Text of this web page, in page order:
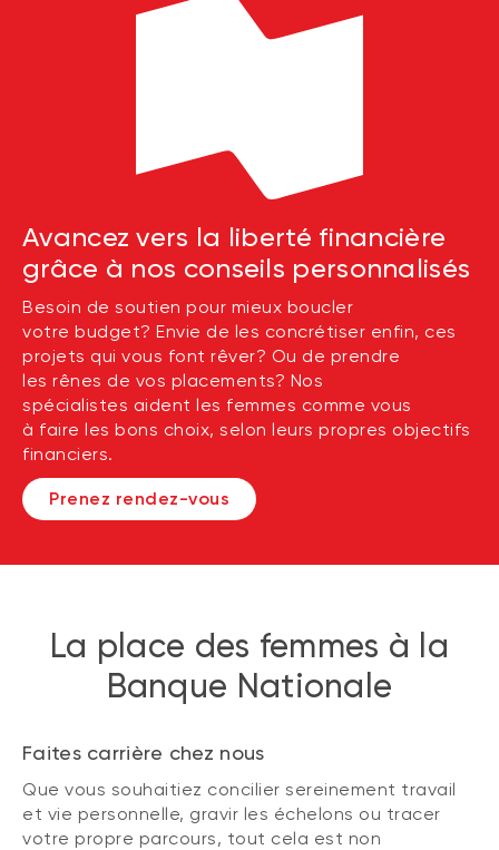
Avancez vers la liberté financière
grâce à nos conseils personnalisés
Besoin de soutien pour mieux boucler
votre budget? Envie de les concrétiser enfin, ces
projets qui vous font rêver? Ou de prendre
les rênes de vos placements? Nos
spécialistes aident les femmes comme vous
à faire les bons choix, selon leurs propres objectifs
financiers.
Prenez rendez-vous
La place des femmes à la
Banque Nationale
Faites carrière chez nous
Que vous souhaitiez concilier sereinement travail
et vie personnelle, gravir les échelons ou tracer
votre propre parcours, tout cela est non